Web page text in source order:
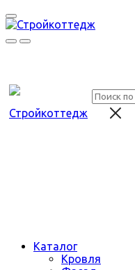
Каталог
Кровля